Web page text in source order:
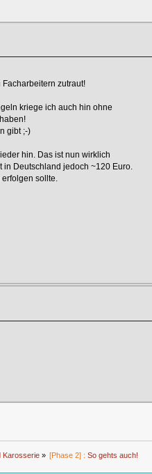
zutraut!
kriege ich auch hin ohne
gibt ;-)
hin. Das ist nun wirklich
Deutschland jedoch ~120 Euro.
sollte.
Karosserie» [Phase 2] : So gehts auch!